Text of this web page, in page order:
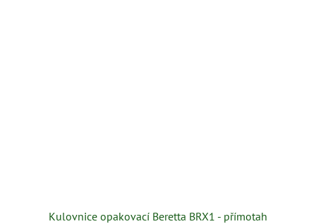
Kulovnice opakovací Beretta BRX1 - přímotah